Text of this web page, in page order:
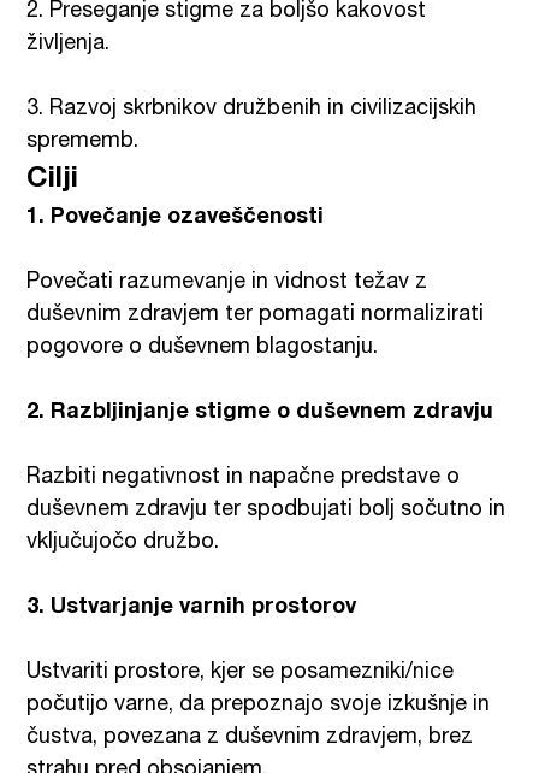
2. Preseganje stigme za boljšo kakovost
življenja.
3. Razvoj skrbnikov družbenih in civilizacijskih
sprememb.
Cilji
1. Povečanje ozaveščenosti
Povečati razumevanje in vidnost težav z
duševnim zdravjem ter pomagati normalizirati
pogovore o duševnem blagostanju.
2. Razbljinjanje stigme o duševnem zdravju
Razbiti negativnost in napačne predstave o
duševnem zdravju ter spodbujati bolj sočutno in
vključujočo družbo.
3. Ustvarjanje varnih prostorov
Ustvariti prostore, kjer se posamezniki/nice
počutijo varne, da prepoznajo svoje izkušnje in
čustva, povezana z duševnim zdravjem, brez